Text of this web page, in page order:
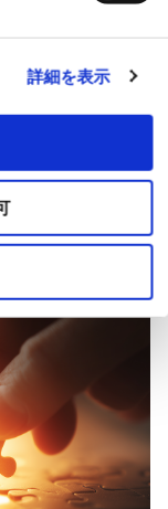
詳細を表示
デバイスを中心
ビスを取り揃え